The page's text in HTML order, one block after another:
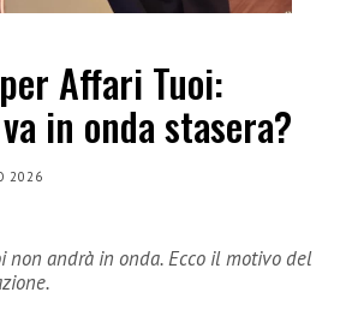
Affari Tuoi:
in onda stasera?
2026
non andrà in onda. Ecco il motivo del